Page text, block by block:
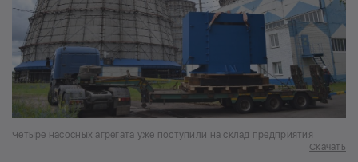
Четыре насосных агрегата уже поступили на склад предприятия
Скачать